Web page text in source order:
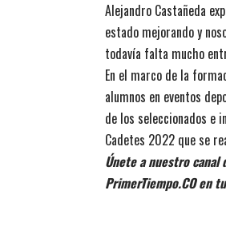
Alejandro Castañeda
estado mejorando y
todavía falta mucho
En el marco de la
alumnos en eventos
de los seleccionados e
Cadetes 2022 que se
Únete a nuestro canal
PrimerTiempo.CO en